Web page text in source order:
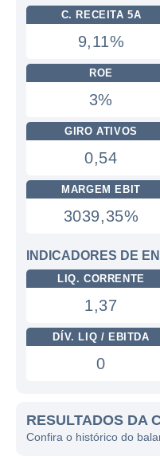
C. RECEITA 5A
9,11%
ROE
3%
GIRO ATIVOS
0,54
MARGEM EBIT
3039,35%
INDICADORES DE
LIQ. CORRENTE
1,37
DÍV. LIQ / EBITDA
0
RESULTADOS DA
Confira o histórico do